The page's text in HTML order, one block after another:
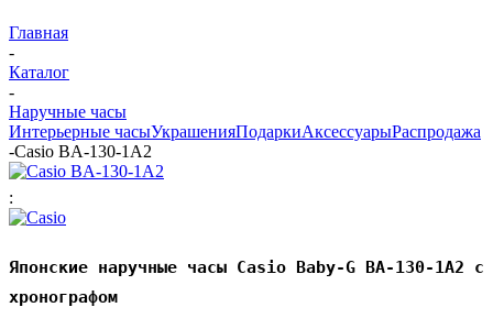
Главная
-
Каталог
-
Наручные часы
Интерьерные часыУкрашенияПодаркиАксессуарыРаспродажа
-Casio BA-130-1A2
:
Японские наручные часы Casio Baby-G BA-130-1A2 с
хронографом